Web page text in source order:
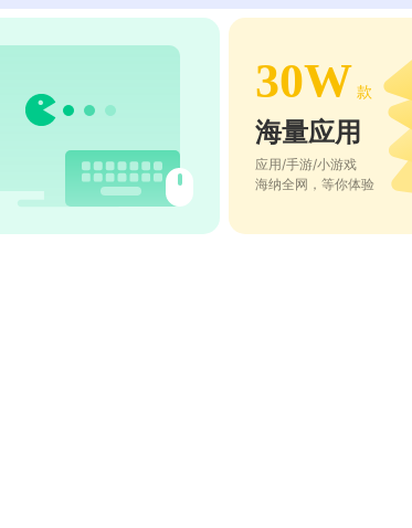
30W 款
海量应用
应用/手游/小游戏
海纳全网，等你体验